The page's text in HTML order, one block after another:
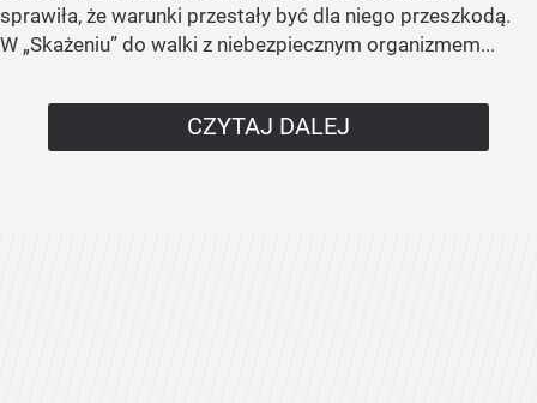
sprawiła, że warunki przestały być dla niego przeszkodą.
W „Skażeniu” do walki z niebezpiecznym organizmem...
CZYTAJ DALEJ